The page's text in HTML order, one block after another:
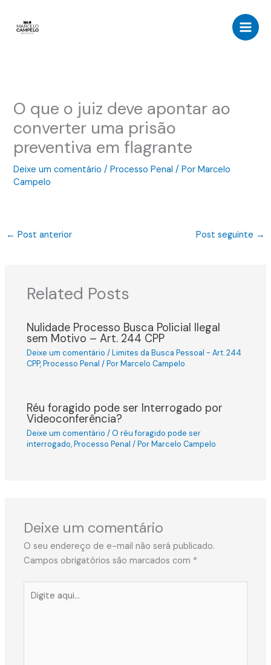
O que o juiz deve apontar ao
converter uma prisão
preventiva em flagrante
Deixe um comentário /Processo Penal / PorMarcelo
Campelo
← Post anterior Post seguinte →
Related Posts
Nulidade Processo Busca Policial Ilegal
sem Motivo – Art. 244 CPP
Deixe um comentário /Limites da Busca Pessoal - Art. 244
CPP,Processo Penal / PorMarcelo Campelo
Réu foragido pode ser Interrogado por
Videoconferência?
Deixe um comentário / O réu foragido pode ser
interrogado,Processo Penal / PorMarcelo Campelo
Deixe um comentário
O seu endereço de e-mail não será publicado.
Campos obrigatórios são marcados com *
aqui...